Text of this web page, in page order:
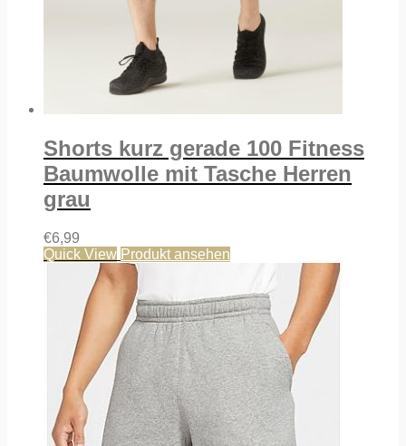
Shorts kurz gerade 100 Fitness
Baumwolle mit Tasche Herren
grau
€6,99
Quick View Produkt ansehen